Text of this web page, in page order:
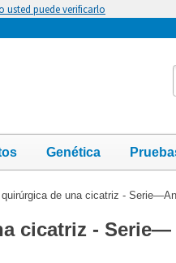
usted puede verificarlo
Genética
de una cicatriz -
cicatriz - Serie—